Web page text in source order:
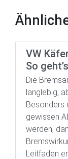
VW
So
Die
langlebig,
Besonders
gewissen
werden,
Leitfaden